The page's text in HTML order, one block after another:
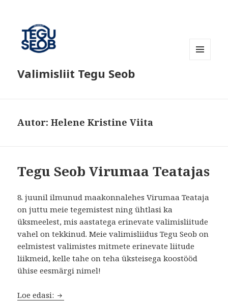
Valimisliit Tegu Seob
Autor:Helene Kristine Viita
Tegu Seob Virumaa Teatajas
8. juunil ilmunud maakonnalehes Virumaa Teataja
on juttu meie tegemistest ning ühtlasi ka
üksmeelest, mis aastatega erinevate valimisliitude
vahel on tekkinud. Meie valimisliidus Tegu Seob on
eelmistest valimistes mitmete erinevate liitude
liikmeid, kelle tahe on teha üksteisega koostööd
ühise eesmärgi nimel!
Loe edasi: Tegu Seob Virumaa Teatajas